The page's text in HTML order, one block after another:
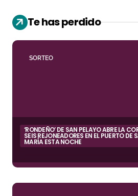
Te has perdido
SORTEO
‘RONDEÑO’ DE SAN PELAYO ABRE LA
SEIS REJONEADORES EN EL PUERTO DE
MARÍA ESTA NOCHE